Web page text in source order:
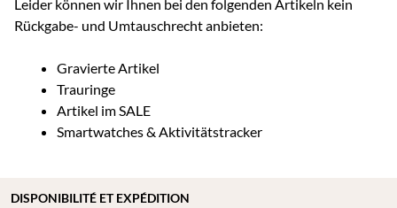
Leider können wir Ihnen bei den folgenden Artikeln kein
Rückgabe- und Umtauschrecht anbieten:
Gravierte Artikel
Trauringe
Artikel im SALE
Smartwatches & Aktivitätstracker
DISPONIBILITÉ ET EXPÉDITION